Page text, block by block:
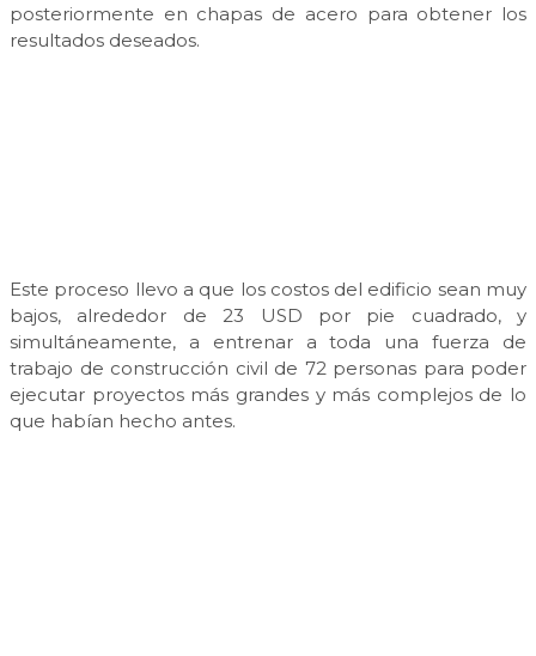
posteriormente en chapas de acero para obtener los
resultados deseados.
Este proceso llevo a que los costos del edificio sean muy
bajos, alrededor de 23 USD por pie cuadrado, y
simultáneamente, a entrenar a toda una fuerza de
trabajo de construcción civil de 72 personas para poder
ejecutar proyectos más grandes y más complejos de lo
que habían hecho antes.